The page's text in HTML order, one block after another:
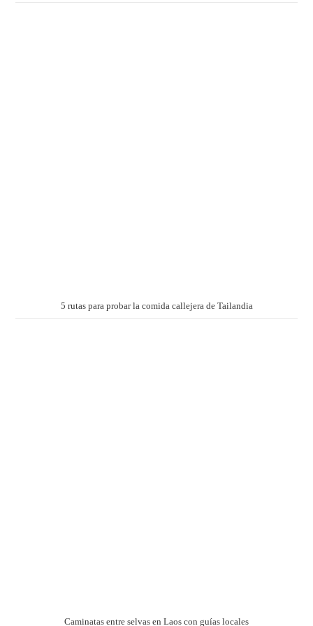
5 rutas para probar la comida callejera de Tailandia
Caminatas entre selvas en Laos con guías locales